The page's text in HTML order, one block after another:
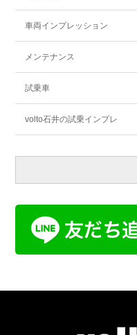
車両インプレッション
メンテナンス
試乗車
volto石井の試乗インプレ